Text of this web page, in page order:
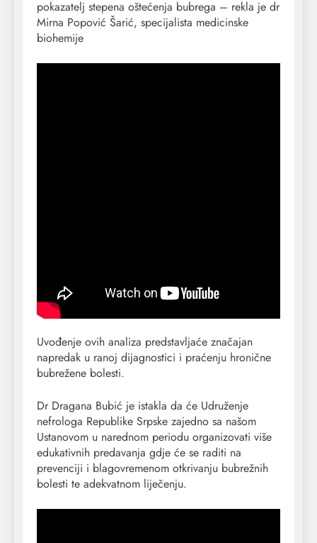
pokazatelj stepena oštećenja bubrega – rekla je dr
Mirna Popović Šarić, specijalista medicinske
biohemije
Uvođenje ovih analiza predstavljaće značajan
napredak u ranoj dijagnostici i praćenju hronične
bubrežene bolesti.
Dr Dragana Bubić je istakla da će Udruženje
nefrologa Republike Srpske zajedno sa našom
Ustanovom u narednom periodu organizovati više
edukativnih predavanja gdje će se raditi na
prevenciji i blagovremenom otkrivanju bubrežnih
bolesti te adekvatnom liječenju.